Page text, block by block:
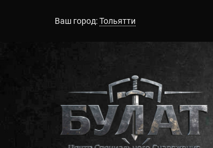
Ваш город:Тольятти